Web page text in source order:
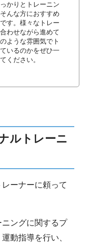
かりとトレーニン
んな方におすすめ
す。様々なトレー
わせながら進めて
ような雰囲気でト
いるのかをぜひ一
ください。
ルトレーニ
ーナーに頼って
ングに関するプ
動指導を行い、